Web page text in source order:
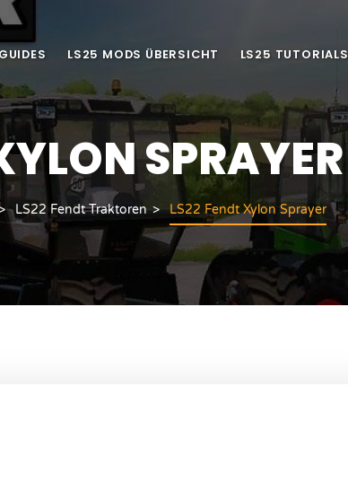
LS25 MODS ÜBERSICHT LS25 TUTORIALS
SPRAYER
LS22 Fendt Traktoren LS22 Fendt Xylon Sprayer